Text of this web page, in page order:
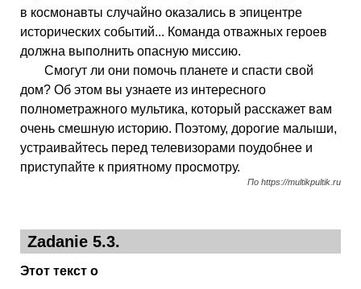
в космонавты случайно оказались в эпицентре
исторических событий... Команда отважных героев
должна выполнить опасную миссию.
Смогут ли они помочь планете и спасти свой
дом? Об этом вы узнаете из интересного
полнометражного мультика, который расскажет вам
очень смешную историю. Поэтому, дорогие малыши,
устраивайтесь перед телевизорами поудобнее и
приступайте к приятному просмотру.
По https://multikpultik.ru
Zadanie 5.3.
Этот текст о